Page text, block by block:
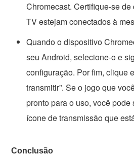
Chromecast. Certifique-se
TV estejam conectados à
Quando o dispositivo
seu Android, selecione-o e
configuração. Por fim, clique
transmitir”. Se o jogo que
pronto para o uso, você
ícone de transmissão que
Conclusão